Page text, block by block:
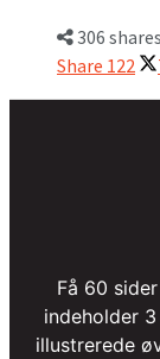
306 shares
Share 122
Få 60
indeholder
illustrerede